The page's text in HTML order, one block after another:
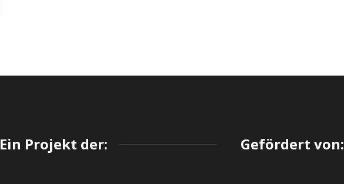
Ein Projekt der: Gefördert von: